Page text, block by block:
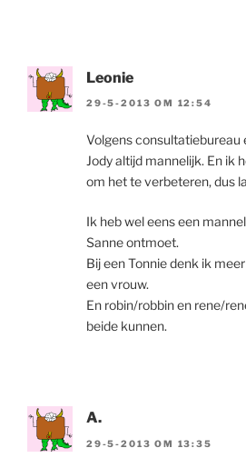
Leonie
29-5-2013 OM 12:54
Volgens consultatiebureau
Jody altijd mannelijk. En ik
om het te verbeteren, dus
Ik heb wel eens een
Sanne ontmoet.
Bij een Tonnie denk ik
een vrouw.
En robin/robbin en rene/
beide kunnen.
A.
29-5-2013 OM 13:35